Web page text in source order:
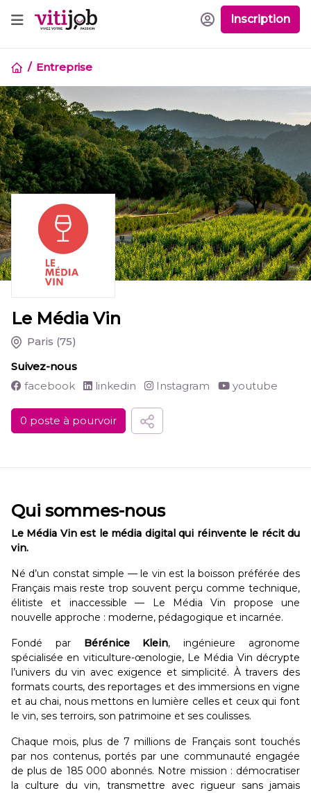
Inscription
Entreprise
Le Média Vin
Paris (75)
Suivez-nous
facebook
linkedin Instagram youtube
0 poste à pourvoir
Qui sommes-nous
Le Média Vin est le média digital qui réinvente le récit du
vin.
Né d’un constat simple — le vin est la boisson préférée des
Français mais reste trop souvent perçu comme technique,
élitiste et inaccessible — Le Média Vin propose une
nouvelle approche : moderne, pédagogique et incarnée.
Fondé par Bérénice Klein, ingénieure agronome
spécialisée en viticulture-œnologie, Le Média Vin décrypte
l’univers du vin avec exigence et simplicité. À travers des
formats courts, des reportages et des immersions en vigne
et au chai, nous mettons en lumière celles et ceux qui font
le vin, ses terroirs, son patrimoine et ses coulisses.
Chaque mois, plus de 7 millions de Français sont touchés
par nos contenus, portés par une communauté engagée
de plus de 185 000 abonnés. Notre mission : démocratiser
la culture du vin, transmettre avec rigueur sans jamais